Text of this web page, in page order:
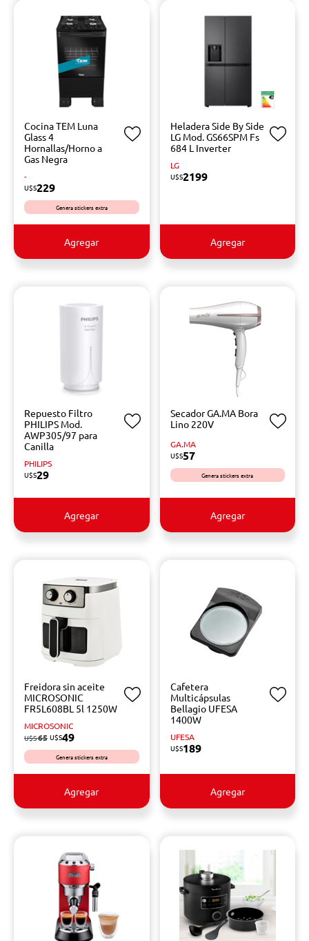
Cocina TEM Luna
Glass 4
Hornallas/Horno a
Gas Negra
-
U$S229
Genera stickers extra
Agregar
Heladera Side By Side
LG Mod. GS66SPM Fs
684 L Inverter
LG
U$S2199
Agregar
Repuesto Filtro
PHILIPS Mod.
AWP305/97 para
Canilla
PHILIPS
U$S29
Agregar
Secador GA.MA Bora
Lino 220V
GA.MA
U$S57
Genera stickers extra
Agregar
Freidora sin aceite
MICROSONIC
FR5L608BL 5l 1250W
MICROSONIC
U$S65 U$S49
Genera stickers extra
Agregar
Cafetera
Multicápsulas
Bellagio UFESA
1400W
UFESA
U$S189
Agregar